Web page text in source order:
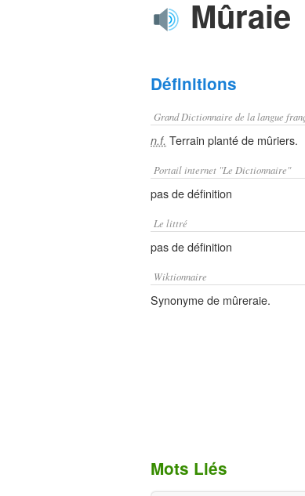
Mûraie
Définitions
Grand Dictionnaire de la langue
n.f. Terrain planté de mûriers.
Portail internet "Le Dictionnaire"
pas de définition
Le littré
pas de définition
Wiktionnaire
Synonyme de mûreraie.
Mots Liés